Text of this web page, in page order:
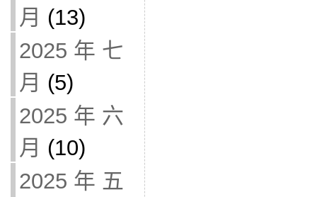
月 (13)
2025 年 七
月 (5)
2025 年 六
月 (10)
2025 年 五